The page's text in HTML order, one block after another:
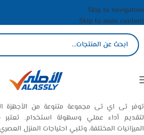
Skip to navigation
Skip to main content
توفر تى اي تى مجموعة متنوعة من الأجهزة
لتقديم أداء عملي وسهولة استخدام. تعتبر
الميزانيات المختلفة، وتلبي احتياجات المنزل